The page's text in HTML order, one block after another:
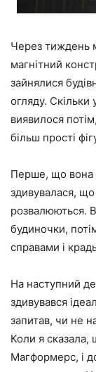
Через тиждень
магнітний
зайнялися
огляду. Скільки
виявилося
більш прості
Перше, що вона
здивувалася,
розвалюються.
будиночки,
справами і
На наступний
здивувався
запитав, чи не
Коли я
Магформерс, і